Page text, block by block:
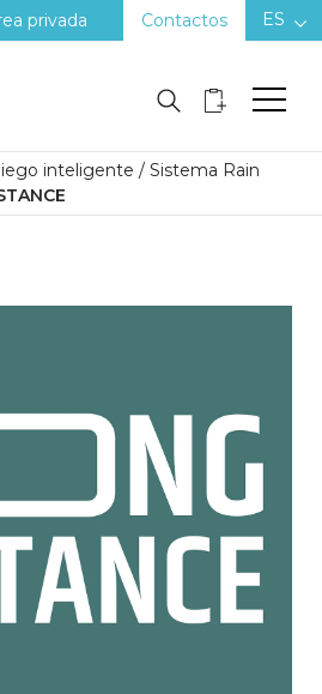
privada Contactos ES
inteligente / Sistema Rain